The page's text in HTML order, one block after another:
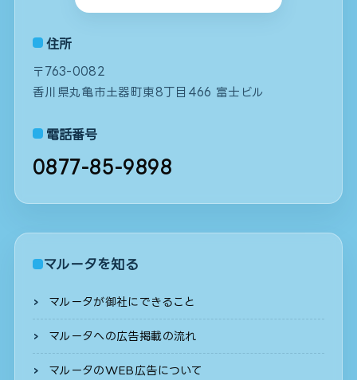
住所
〒763-0082
香川県丸亀市土器町東8丁目466 富士ビル
電話番号
0877-85-9898
マルータを知る
マルータが御社にできること
マルータへの広告掲載の流れ
マルータのWEB広告について